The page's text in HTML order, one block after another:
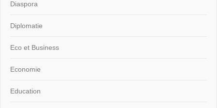
Diaspora
Diplomatie
Eco et Business
Economie
Education